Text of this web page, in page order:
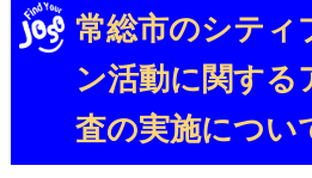
常総市のシティ
ン活動に関する
査の実施につい